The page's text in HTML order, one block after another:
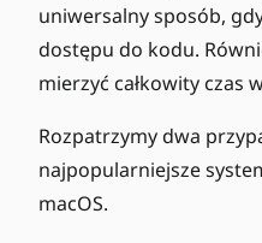
uniwersalny sposób,
dostępu do kodu.
mierzyć całkowity czas
Rozpatrzymy dwa
najpopularniejsze
macOS.